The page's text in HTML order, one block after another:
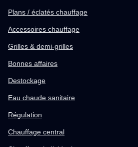
Plans / éclatés chauffage
Accessoires chauffage
Grilles & demi-grilles
Bonnes affaires
Destockage
Eau chaude sanitaire
Régulation
Chauffage central